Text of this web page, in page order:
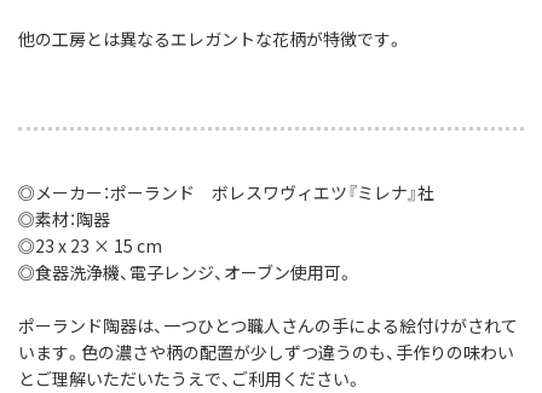
他の工房とは異なるエレガントな花柄が特徴です。
◎メーカー：ポーランド ボレスワヴィエツ『ミレナ』社
◎素材：陶器
◎23 x 23 × 15 cm
◎食器洗浄機、電子レンジ、オーブン使用可。
ポーランド陶器は、一つひとつ職人さんの手による絵付けがされて
います。色の濃さや柄の配置が少しずつ違うのも、手作りの味わい
とご理解いただいたうえで、ご利用ください。